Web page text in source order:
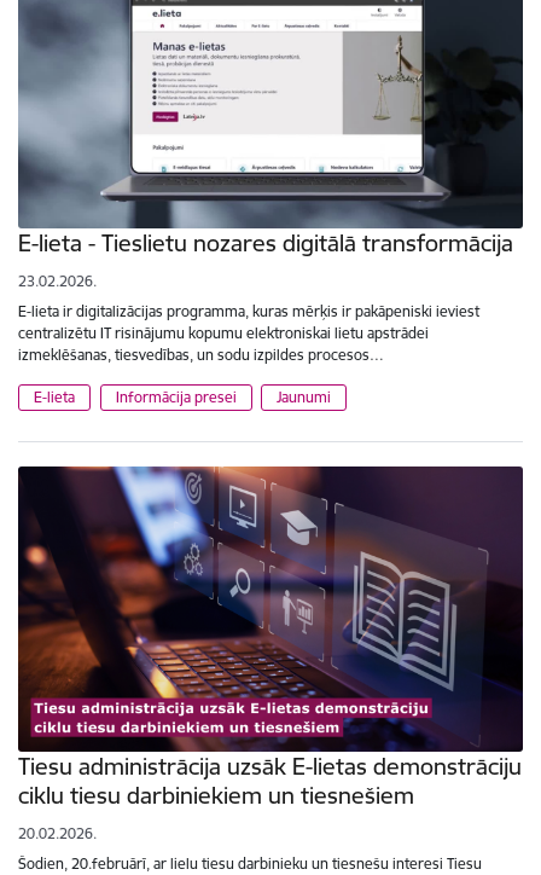
E-lieta - Tieslietu nozares digitālā transformācija
23.02.2026.
E-lieta ir digitalizācijas programma, kuras mērķis ir pakāpeniski ieviest
centralizētu IT risinājumu kopumu elektroniskai lietu apstrādei
izmeklēšanas, tiesvedības, un sodu izpildes procesos…
E-lieta Informācija presei Jaunumi
Tiesu administrācija uzsāk E-lietas demonstrāciju
ciklu tiesu darbiniekiem un tiesnešiem
20.02.2026.
Šodien, 20.februārī, ar lielu tiesu darbinieku un tiesnešu interesi Tiesu